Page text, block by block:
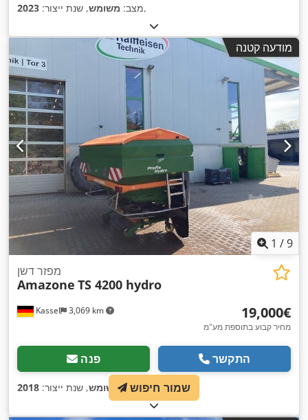
מצב: משומש, שנת ייצור: 2023 ,
מודעה קטנה
1 /9
Kassel 3,069 km
מפזר דשן
Amazone TS 4200 hydro
‏19,000 ‏€
מחיר קבוע בתוספת מע"מ
פנה התקשר
מצב:משומש, שנת ייצור: 2018 ,
שמור חיפוש